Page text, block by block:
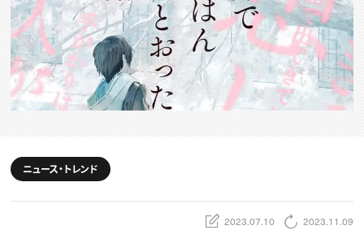
RECRUIT
クリエイター求人を探す
CREATIVE JOB求人検索
特集求人
採用説明会
スキルアップしたい！
デザイン
TOP Creator’s コラム
ニュース・トレンド
2023.07.10 2023.11.09